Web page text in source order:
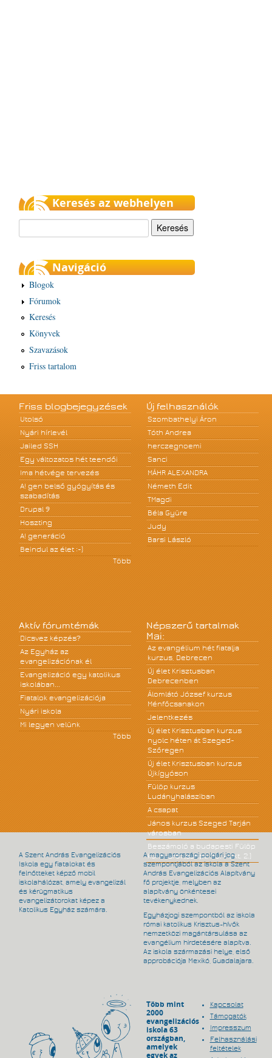
Keresés az webhelyen
Navigáció
Blogok
Fórumok
Keresés
Könyvek
Szavazások
Friss tartalom
Friss blogbejegyzések
Utolsó
Nyári hírlevél
Jailed SSH
Egy változatos hét teendői
Ima hétvége tervezés
A! gen belső gyógyítás és
szabadítás
Drupal 9
Hoszting
A! generáció
Beindul az élet :-)
Több
Új felhasználók
Szombathelyi Áron
Tóth Andrea
herczegnoemi
Sanci
MÁHR ALEXANDRA
Németh Edit
TMagdi
Béla Gyüre
Judy
Barsi László
Aktív fórumtémák
Dicsvez képzés?
Az Egyház az
evangelizációnak él
Evangelizáció egy katolikus
iskolában...
Fiatalok evangelizációja
Nyári iskola
Mi legyen velünk
Több
Népszerű tartalmak
Mai:
Az evangélium hét fiatalja
kurzus, Debrecen
Új élet Krisztusban
Debrecenben
Álomlátó József kurzus
Ménfőcsanakon
Jelentkezés
Új élet Krisztusban kurzus
nyolc héten át Szeged-
Szőregen
Új élet Krisztusban kurzus
Újkígyóson
Fülöp kurzus
Ludányhalásziban
A csapat
János kurzus Szeged Tarján
városban
Beszámoló a budapesti Fülöp
kurzusról (szept. 30. - okt. 2.)
A Szent András Evangelizációs
Iskola egy fiatalokat és
felnőtteket képző mobil
iskolahálózat, amely evangelizál
és kérügmatikus
evangelizátorokat képez a
Katolikus Egyház számára.
A magyarországi polgári jog
szempontjából az iskola a Szent
András Evangelizációs Alapítvány
fő projektje, melyben az
alapítvány önkéntesei
tevékenykednek.
Egyházjogi szempontból az iskola
római katolikus Krisztus-hívők
nemzetközi magántársulása az
evangélium hirdetésére alapítva.
Az iskola származási helye, első
approbációja Mexikó, Guadalajara.
Több mint
2000
evangelizációs
iskola 63
országban,
amelyek
egyek az
Kapcsolat
Támogatók
Impresszum
Felhasználási
feltételek